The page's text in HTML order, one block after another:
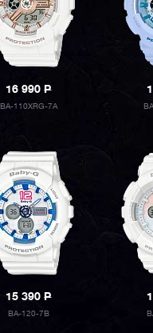
16 990P
BA-110XRG-7A
15 390P
BA-120-7B